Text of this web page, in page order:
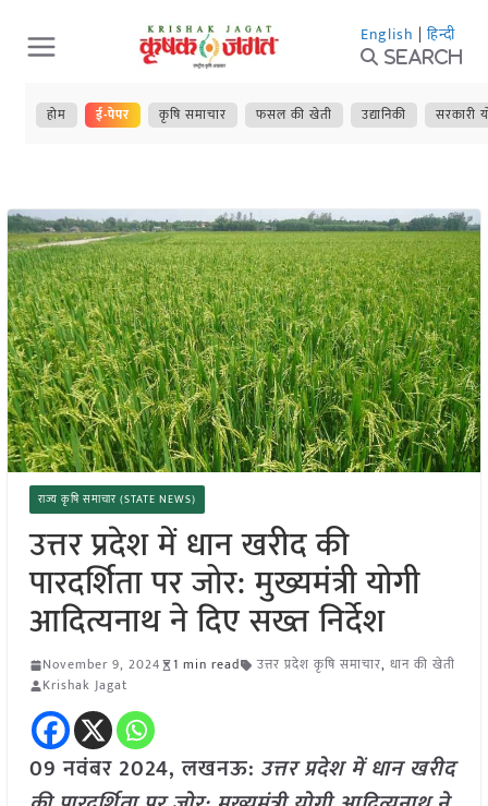
Skip
to
content
English | हिन्दी
Search
होम ई-पेपर कृषि समाचार फसल की खेती उद्यानिकी सरकारी
राज्य कृषि समाचार (STATE NEWS)
उत्तर प्रदेश में धान खरीद की
पारदर्शिता पर जोर: मुख्यमंत्री योगी
आदित्यनाथ ने दिए सख्त निर्देश
November 9, 2024 1 min read उत्तर प्रदेश कृषि समाचार, धान की खेती
Krishak Jagat
09 नवंबर 2024, लखनऊ: उत्तर प्रदेश में धान खरीद